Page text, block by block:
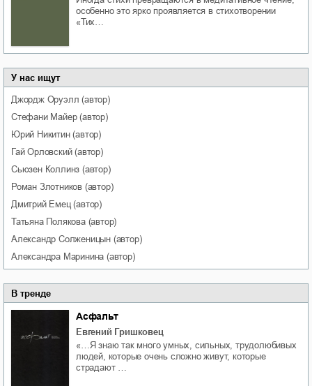
особенно это ярко проявляется в стихотворении
«Тих…
У нас ищут
Джордж Оруэлл (автор)
Стефани Майер(автор)
Юрий Никитин(автор)
Гай Орловский(автор)
Сьюзен Коллинз (автор)
Роман Злотников (автор)
Дмитрий Емец(автор)
Татьяна Полякова(автор)
Александр Солженицын (автор)
Александра Маринина (автор)
В тренде
Асфальт
Евгений Гришковец
«…Я знаю так много умных, сильных, трудолюбивых
людей, которые очень сложно живут, которые
страдают …